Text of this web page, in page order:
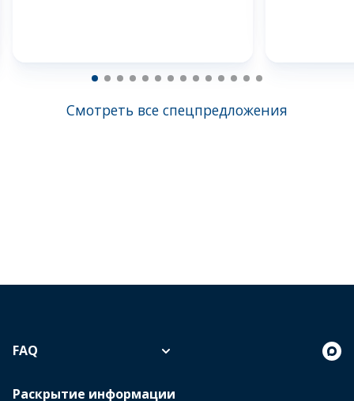
Смотреть все спецпредложения
FAQ
Раскрытие информации